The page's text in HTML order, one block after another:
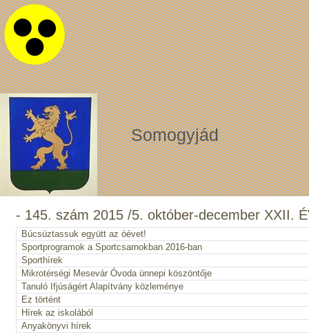
Somogyjád
- 145. szám 2015 /5. október-december XXII.
Búcsúztassuk együtt az óévet!
Sportprogramok a Sportcsarnokban 2016-ban
Sporthírek
Mikrotérségi Mesevár Óvoda ünnepi köszöntője
Tanuló Ifjúságért Alapítvány közleménye
Ez történt
Hírek az iskolából
Anyakönyvi hírek